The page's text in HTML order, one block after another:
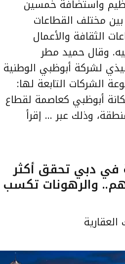
واستضافة خمسين
مختلف القطاعات
الثقافة والأعمال
وقال حميد مطر
لشركة أبوظبي الوطنية
الشركات التابعة لها:
أبوظبي كعاصمة لقطاع
وذلك عبر … إقرأ
في دبي تحقق أكثر
درهم.. والرهونات تكسب
العقارية